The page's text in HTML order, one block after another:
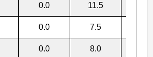
0.0 11.5
0.0 7.5
0.0 8.0